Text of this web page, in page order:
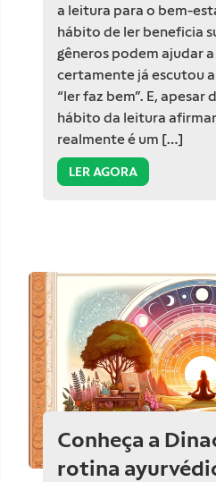
a leitura para o bem-
hábito de ler beneficia
gêneros podem ajudar
certamente já escutou
“ler faz bem”. E, apesar
hábito da leitura
realmente é um […]
LER AGORA
Conheça a
rotina